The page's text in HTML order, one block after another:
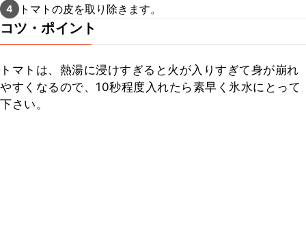
4 トマトの皮を取り除きます。
コツ・ポイント
トマトは、熱湯に浸けすぎると火が入りすぎて身が崩れ
やすくなるので、10秒程度入れたら素早く氷水にとって
下さい。